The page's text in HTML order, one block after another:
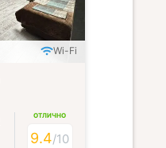
Wi-Fi
ОТЛИЧНО
9.4/10